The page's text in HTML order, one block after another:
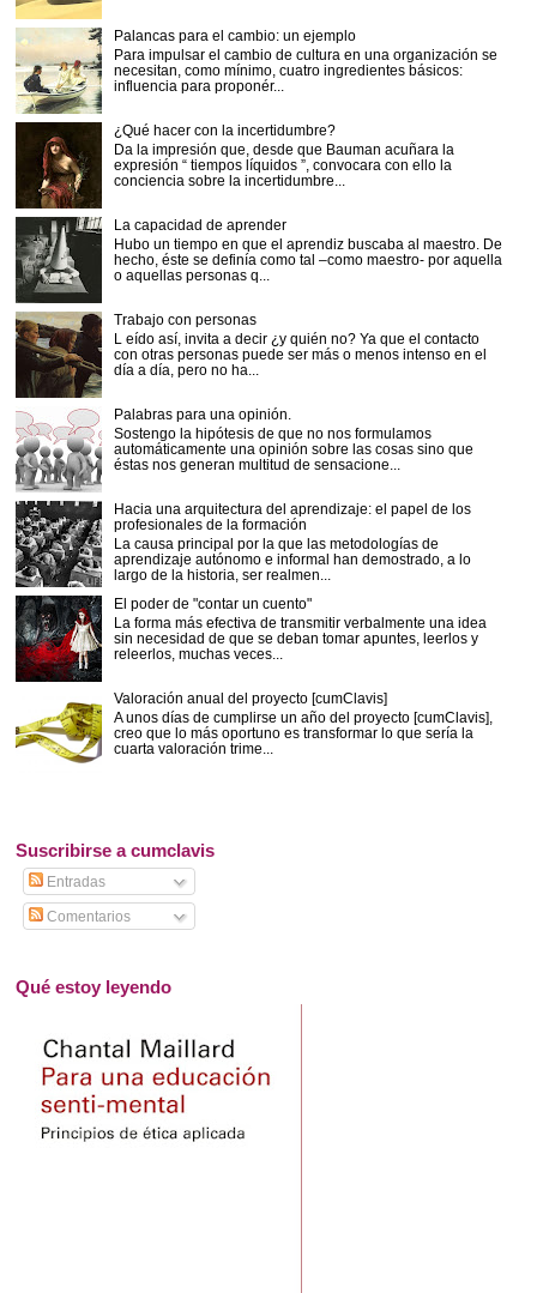
Palancas para el cambio: un ejemplo
Para impulsar el cambio de cultura en una organización se
necesitan, como mínimo, cuatro ingredientes básicos:
influencia para proponér...
¿Qué hacer con la incertidumbre?
Da la impresión que, desde que Bauman acuñara la
expresión “ tiempos líquidos ”, convocara con ello la
conciencia sobre la incertidumbre...
La capacidad de aprender
Hubo un tiempo en que el aprendiz buscaba al maestro. De
hecho, éste se definía como tal –como maestro- por aquella
o aquellas personas q...
Trabajo con personas
L eído así, invita a decir ¿y quién no? Ya que el contacto
con otras personas puede ser más o menos intenso en el
día a día, pero no ha...
Palabras para una opinión.
Sostengo la hipótesis de que no nos formulamos
automáticamente una opinión sobre las cosas sino que
éstas nos generan multitud de sensacione...
Hacia una arquitectura del aprendizaje: el papel de los
profesionales de la formación
La causa principal por la que las metodologías de
aprendizaje autónomo e informal han demostrado, a lo
largo de la historia, ser realmen...
El poder de "contar un cuento"
La forma más efectiva de transmitir verbalmente una idea
sin necesidad de que se deban tomar apuntes, leerlos y
releerlos, muchas veces...
Valoración anual del proyecto [cumClavis]
A unos días de cumplirse un año del proyecto [cumClavis],
creo que lo más oportuno es transformar lo que sería la
cuarta valoración trime...
Suscribirse a cumclavis
Entradas
Comentarios
Qué estoy leyendo